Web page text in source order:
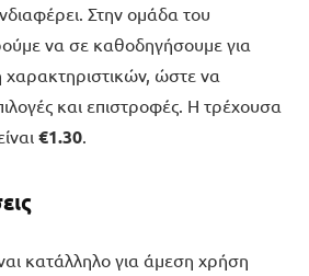
Στην ομάδα του
να σε καθοδηγήσουμε για
χαρακτηριστικών, ώστε να
και επιστροφές. Η τρέχουσα
€1.30.
κατάλληλο για άμεση χρήση